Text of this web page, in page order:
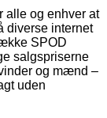
alle og enhver at
diverse internet
SPOD
salgspriserne
og mænd –
uden